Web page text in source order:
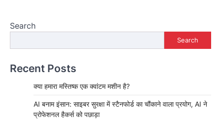
Search
Search
Recent Posts
क्या हमारा मस्तिष्क एक क्वांटम मशीन है?
AI बनाम इंसान: साइबर सुरक्षा में स्टैनफोर्ड का चौंकाने वाला प्रयोग, AI ने
प्रोफेशनल हैकर्स को पछाड़ा